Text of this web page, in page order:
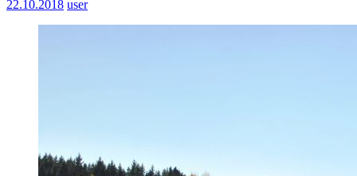
22.10.2018 user